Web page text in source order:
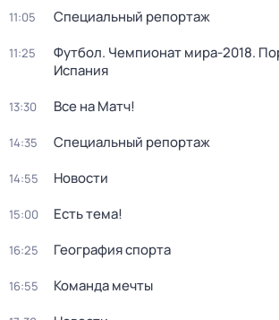
11:05 Специальный репортаж
11:25
Футбол. Чемпионат мира-2018.
Испания
13:30 Все на Матч!
14:35 Специальный репортаж
14:55 Новости
15:00 Есть тема!
16:25 География спорта
16:55 Команда мечты